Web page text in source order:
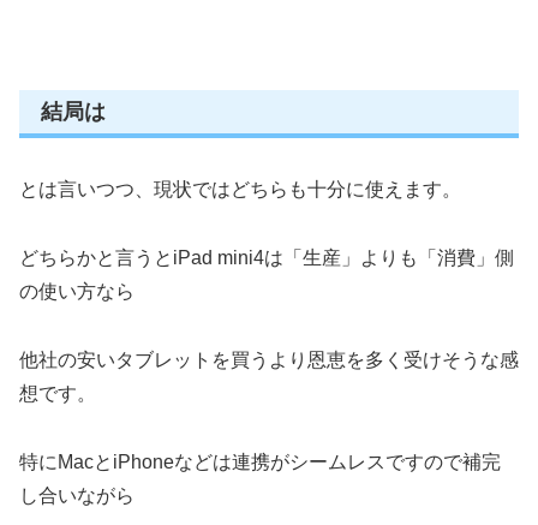
結局は
とは言いつつ、現状ではどちらも十分に使えます。
どちらかと言うとiPad mini4は「生産」よりも「消費」側
の使い方なら
他社の安いタブレットを買うより恩恵を多く受けそうな感
想です。
特にMacとiPhoneなどは連携がシームレスですので補完
し合いながら